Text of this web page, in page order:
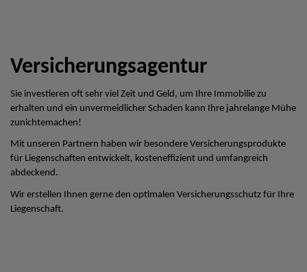
Versicherungsagentur
Sie investieren oft sehr viel Zeit und Geld, um Ihre Immobilie zu
erhalten und ein unvermeidlicher Schaden kann Ihre jahrelange Mühe
zunichtemachen!
Mit unseren Partnern haben wir besondere Versicherungsprodukte
für Liegenschaften entwickelt, kosteneffizient und umfangreich
abdeckend.
Wir erstellen Ihnen gerne den optimalen Versicherungsschutz für Ihre
Liegenschaft.